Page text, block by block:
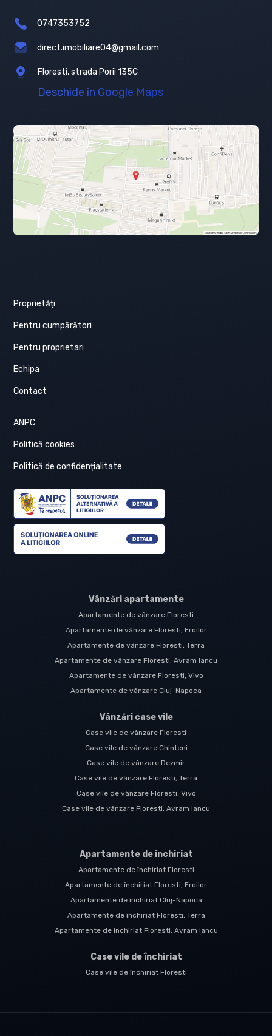
0747353752
direct.imobiliare04@gmail.com
Floresti, strada Porii 135C
Deschide în Google Maps
Proprietăți
Pentru cumpărători
Pentru proprietari
Echipa
Contact
ANPC
Politică cookies
Politică de confidențialitate
Vânzări apartamente
Apartamente de vânzare Floresti
Apartamente de vânzare Floresti, Eroilor
Apartamente de vânzare Floresti, Terra
Apartamente de vânzare Floresti, Avram Iancu
Apartamente de vânzare Floresti, Vivo
Apartamente de vânzare Cluj-Napoca
Vânzări case vile
Case vile de vânzare Floresti
Case vile de vânzare Chinteni
Case vile de vânzare Dezmir
Case vile de vânzare Floresti, Terra
Case vile de vânzare Floresti, Vivo
Case vile de vânzare Floresti, Avram Iancu
Apartamente de închiriat
Apartamente de închiriat Floresti
Apartamente de închiriat Floresti, Eroilor
Apartamente de închiriat Cluj-Napoca
Apartamente de închiriat Floresti, Terra
Apartamente de închiriat Floresti, Avram Iancu
Case vile de închiriat
Case vile de închiriat Floresti